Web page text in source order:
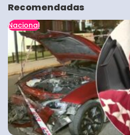
Recomendadas
Nacional